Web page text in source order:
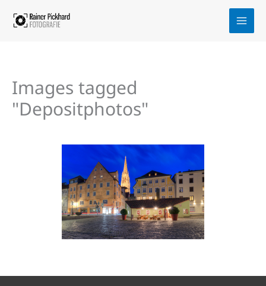
Inhalt
Images tagged
"Depositphotos"